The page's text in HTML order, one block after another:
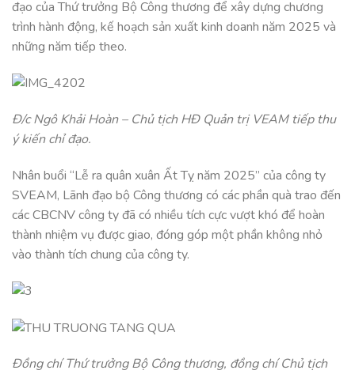
đạo của Thứ trưởng Bộ Công thương để xây dựng chương
trình hành động, kế hoạch sản xuất kinh doanh năm 2025 và
những năm tiếp theo.
Đ/c Ngô Khải Hoàn – Chủ tịch HĐ Quản trị VEAM tiếp thu
ý kiến chỉ đạo.
Nhân buổi “Lễ ra quân xuân Ất Tỵ năm 2025” của công ty
SVEAM, Lãnh đạo bộ Công thương có các phần quà trao đến
các CBCNV công ty đã có nhiều tích cực vượt khó để hoàn
thành nhiệm vụ được giao, đóng góp một phần không nhỏ
vào thành tích chung của công ty.
Đồng chí Thứ trưởng Bộ Công thương, đồng chí Chủ tịch